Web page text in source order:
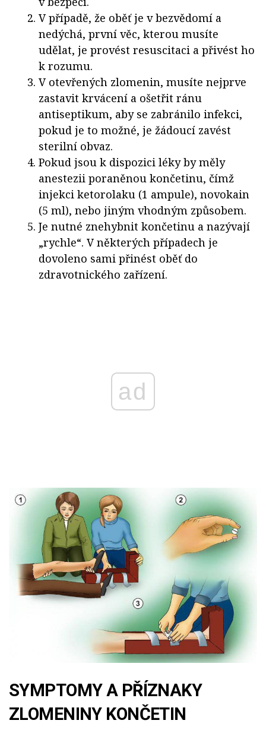
V případě, že oběť je v bezvědomí a
nedýchá, první věc, kterou musíte
udělat, je provést resuscitaci a přivést ho
k rozumu.
V otevřených zlomenin, musíte nejprve
zastavit krvácení a ošetřit ránu
antiseptikum, aby se zabránilo infekci,
pokud je to možné, je žádoucí zavést
sterilní obvaz.
Pokud jsou k dispozici léky by měly
anestezii poraněnou končetinu, čímž
injekci ketorolaku (1 ampule), novokain
(5 ml), nebo jiným vhodným způsobem.
Je nutné znehybnit končetinu a nazývají
„rychle“. V některých případech je
dovoleno sami přinést oběť do
zdravotnického zařízení.
ad
SYMPTOMY A PŘÍZNAKY
ZLOMENINY KONČETIN